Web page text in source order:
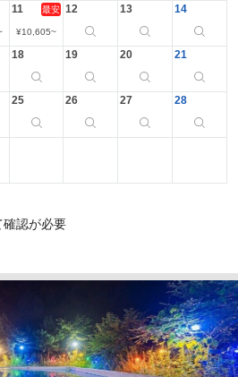
11 最安
¥10,605~
12 13 14
18 19 20 21
25 26 27 28
確認が必要